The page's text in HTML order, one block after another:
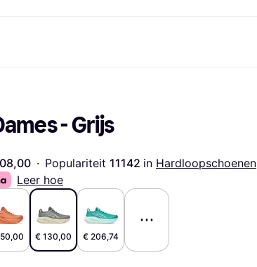
Saldo
Spaarrekeningen
Flex rekening
& Wearables
en Familie
Terras
Films en Muziek
Alle categorieën
- Grijs
· Populariteit 11142 in Hardloopschoenen
Leer hoe
€ 130,00 € 206,74